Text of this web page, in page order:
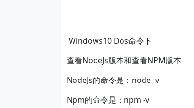
Windows10 Dos命令下
查看NodeJs版本和查看NPM版本
NodeJs的命令是：node -v
Npm的命令是：npm -v